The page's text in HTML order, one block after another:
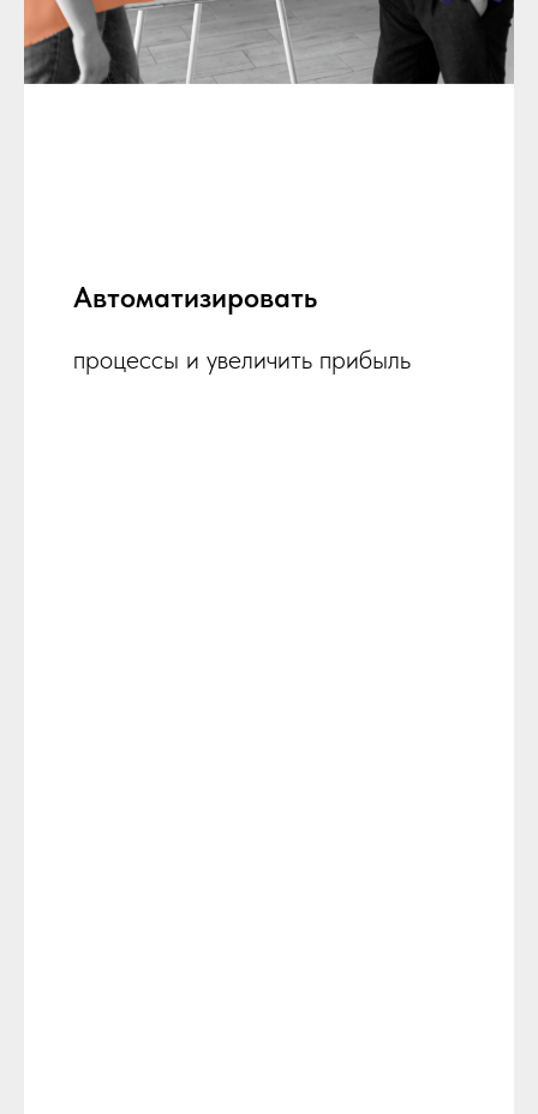
Автоматизировать
процессы и увеличить прибыль